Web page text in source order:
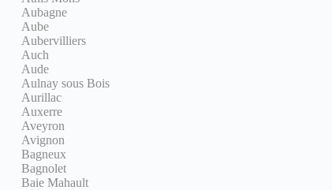
Aubagne
Aube
Aubervilliers
Auch
Aude
Aulnay sous Bois
Aurillac
Auxerre
Aveyron
Avignon
Bagneux
Bagnolet
Baie Mahault